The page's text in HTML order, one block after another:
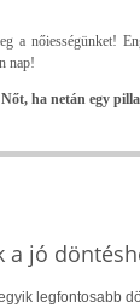
a nőiességünket!
nap!
ha netán egy
a jó
legfontosabb